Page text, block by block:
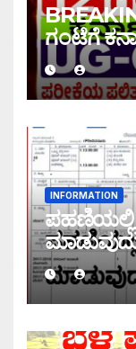
ಗಂಟೆಗೆ
ಫಲಿತಾಂಶ
2026
INFORMATION
ಪಹಣಿಯಲ್ಲಿ